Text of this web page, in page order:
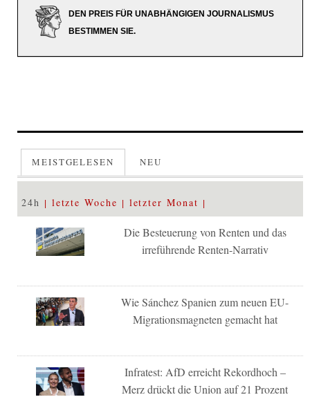
DEN PREIS FÜR UNABHÄNGIGEN JOURNALISMUS
BESTIMMEN SIE.
MEISTGELESEN NEU
24h letzte Woche letzter Monat
Die Besteuerung von Renten und das
irreführende Renten-Narrativ
Wie Sánchez Spanien zum neuen EU-
Migrationsmagneten gemacht hat
Infratest: AfD erreicht Rekordhoch –
Merz drückt die Union auf 21 Prozent